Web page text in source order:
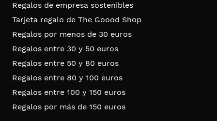
Regalos de empresa sostenibles
Tarjeta regalo de The Goood Shop
Regalos por menos de 30 euros
Regalos entre 30 y 50 euros
Regalos entre 50 y 80 euros
Regalos entre 80 y 100 euros
Regalos entre 100 y 150 euros
Regalos por más de 150 euros